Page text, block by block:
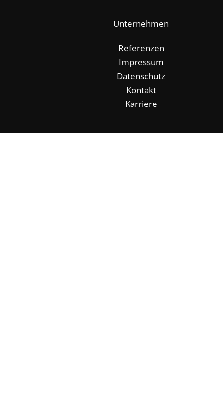
Unternehmen
Referenzen
Impressum
Datenschutz
Kontakt
Karriere